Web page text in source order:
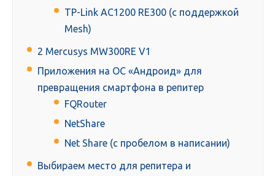
TP-Link AC1200 RE300 (с поддержкой
Mesh)
2 Mercusys MW300RE V1
Приложения на ОС «Андроид» для
превращения смартфона в репитер
FQRouter
NetShare
Net Share (с пробелом в написании)
Выбираем место для репитера и